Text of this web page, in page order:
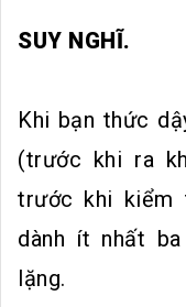
SUY NGHĨ.
Khi bạn thức
(trước khi ra
trước khi kiểm
dành ít nhất
lặng.